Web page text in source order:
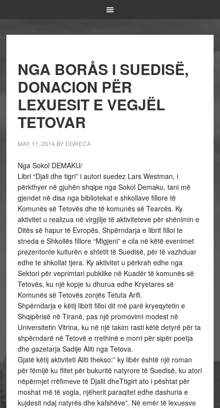
NGA BORÅS I SUEDISË,
DONACION PËR
LEXUESIT E VEGJËL
TETOVAR
MAY 11, 2014 BY DGRECA
Nga Sokol DEMAKU/
Libri “Djali dhe tigri” i autori suedez Lars Westman, i
përkthyer në gjuhën shqipe nga Sokol Demaku, tani më
gjendet në disa nga bibliotekat e shkollave fillore të
Komunës së Tetovës dhe të komunës së Tearcës. Ky
aktivitet u realizua në virgjilje të aktiviteteve për shënimin e
Ditës së hapur të Evropës. Shpërndarja e librit filloi te
stneda e Shkollës fillore “Migjeni” e cila në këtë evenimet
prezentonte kulturën e shtetit të Suedisë, për të vazhduar
edhe te shkollat tjera. Ky aktivitet u përkrah edhe nga
Sektori për veprimtari pubklike në Kuadër të komunës së
Tetovës, ku një kopje iu dhurua edhe Kryetares së
Komunës së Tetovës zonjës Tetuta Arifi.
Shpërndarja e këtij libirit filloi dit më parë kryeqytetin e
Shqipërisë në Tiranë, pas një promovimi modest në
Universitetin Vitrina, ku në një takim rasti këtë detyrë për ta
shpërndarë në Tetovë e rrethinë e morri për sipër poetja
dhe gazetarja Sadije Aliti nga Tetova.
Gjatë këtij aktiviteti Aliti thekso:” ky libër është një roman
për fëmijë ku flitet për bukuritë natyrore të Suedisë, ku atori
nëpërmjet rrëfimeve të Djalit dheTtigirt ato i pështat për
moshat më të vogla, njëherit paraqitet edhe dashuria e
kujdesit ndaj natyrës dhe kafshëve”. Në emër të lexuesve